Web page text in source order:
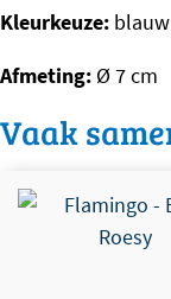
Kleurkeuze:
Afmeting: Ø 7 cm
Vaak
Dit product heeft
variaties. Deze
gekozen worden